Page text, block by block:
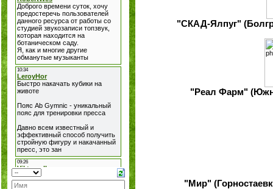
"СКАД-Ялпуг"
"Реал Фарм"
"Мир"